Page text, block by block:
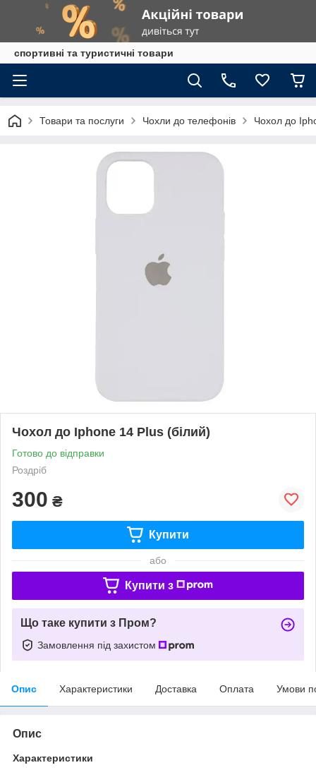
спортивні та туристичні товари
Товари та послуги Чохли до телефонів Чохол до
Чохол до Iphone 14 Plus (білий)
Готово до відправки
Роздріб
300 ₴
Купити
або
Купити з
Що таке купити з Пром?
Замовлення під захистом
Опис Характеристики Доставка Оплата Умови
Опис
Характеристики